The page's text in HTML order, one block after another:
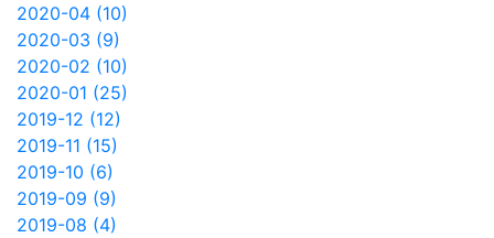
2020-04 (10)
2020-03 (9)
2020-02 (10)
2020-01 (25)
2019-12 (12)
2019-11 (15)
2019-10 (6)
2019-09 (9)
2019-08 (4)